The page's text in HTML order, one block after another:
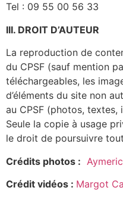
Tel : 09 55 00 56 33
III. DROIT D’AUTEUR
La reproduction de
du CPSF (sauf mention
téléchargeables, les
d’éléments du site non
au CPSF (photos,
Seule la copie à usage
le droit de poursuivre
Crédits photos :
Crédit vidéos : Margot